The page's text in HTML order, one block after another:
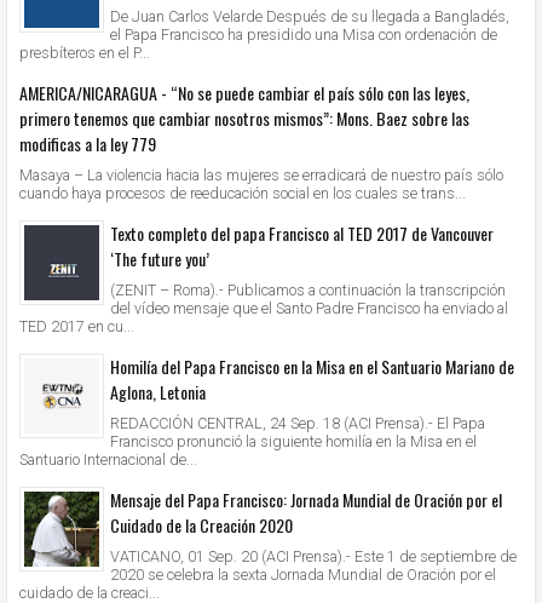
De Juan Carlos Velarde Después de su llegada a Bangladés,
el Papa Francisco ha presidido una Misa con ordenación de
presbíteros en el P...
AMERICA/NICARAGUA - “No se puede cambiar el país sólo con las leyes,
primero tenemos que cambiar nosotros mismos”: Mons. Baez sobre las
modificas a la ley 779
Masaya – La violencia hacia las mujeres se erradicará de nuestro país sólo
cuando haya procesos de reeducación social en los cuales se trans...
Texto completo del papa Francisco al TED 2017 de Vancouver
‘The future you’
(ZENIT – Roma).- Publicamos a continuación la transcripción
del vídeo mensaje que el Santo Padre Francisco ha enviado al
TED 2017 en cu...
Homilía del Papa Francisco en la Misa en el Santuario Mariano de
Aglona, Letonia
REDACCIÓN CENTRAL, 24 Sep. 18 (ACI Prensa).- El Papa
Francisco pronunció la siguiente homilía en la Misa en el
Santuario Internacional de...
Mensaje del Papa Francisco: Jornada Mundial de Oración por el
Cuidado de la Creación 2020
VATICANO, 01 Sep. 20 (ACI Prensa).- Este 1 de septiembre de
2020 se celebra la sexta Jornada Mundial de Oración por el
cuidado de la creaci...